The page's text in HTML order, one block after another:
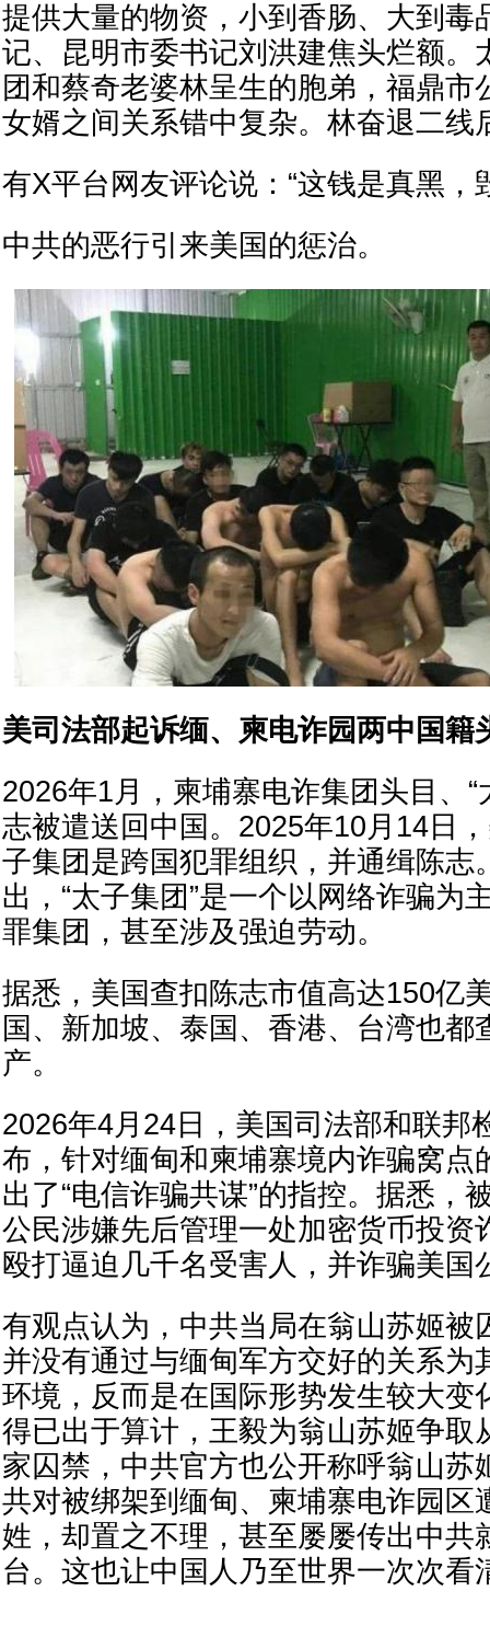
提供大量的物资，小到香肠、大到毒
记、昆明市委书记刘洪建焦头烂额。
团和蔡奇老婆林呈生的胞弟，福鼎市
女婿之间关系错中复杂。林奋退二线
有X平台网友评论说：“这钱是真黑，
中共的恶行引来美国的惩治。
美司法部起诉缅、柬电诈园两中国籍
2026年1月，柬埔寨电诈集团头目、“
志被遣送回中国。2025年10月14日
子集团是跨国犯罪组织，并通缉陈志
出，“太子集团”是一个以网络诈骗为
罪集团，甚至涉及强迫劳动。
据悉，美国查扣陈志市值高达150亿
国、新加坡、泰国、香港、台湾也都
产。
2026年4月24日，美国司法部和联邦
布，针对缅甸和柬埔寨境内诈骗窝点
出了“电信诈骗共谋”的指控。据悉，
公民涉嫌先后管理一处加密货币投资
殴打逼迫几千名受害人，并诈骗美国
有观点认为，中共当局在翁山苏姬被
并没有通过与缅甸军方交好的关系为
环境，反而是在国际形势发生较大变
得已出于算计，王毅为翁山苏姬争取
家囚禁，中共官方也公开称呼翁山苏
共对被绑架到缅甸、柬埔寨电诈园区
姓，却置之不理，甚至屡屡传出中共
台。这也让中国人乃至世界一次次看